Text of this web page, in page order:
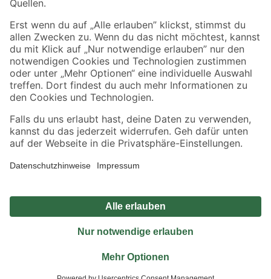
Sicher einkaufen
Jetzt die toom-App herunterladen
Alle Preisangaben in EUR inkl. gesetzl. MwSt.. Die dargestellten Angebote sind unter
Umständen nicht in allen Märkten verfügbar. Die angegebenen Verfügbarkeiten beziehen
Produkte nur solange der Vorrat reicht.
*Paketversand ab 59 € versandkostenfrei, gilt nicht für Artikel mit Speditionsversand, hier
Privatsphäre Impressum
Nutzungsbedingungen
Widerrufsrecht
Vertrag widerrufen
© 2026 toom Baumarkt GmbH